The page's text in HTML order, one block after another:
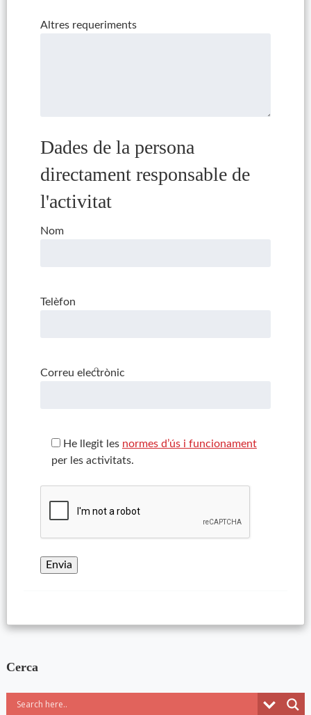
Altres requeriments
Dades de la persona
directament responsable de
l'activitat
Nom
Telèfon
Correu electrònic
He llegit les normes d’ús i funcionament
per les activitats.
Cerca